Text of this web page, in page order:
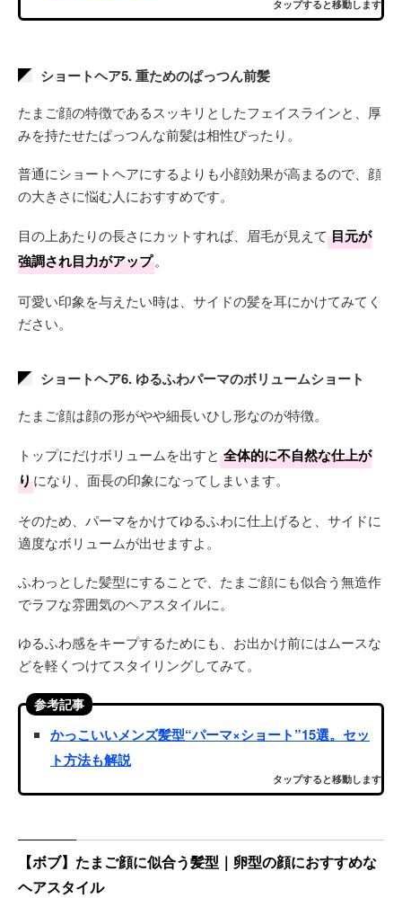
タップすると移動します
ショートヘア5. 重ためのぱっつん前髪
たまご顔の特徴であるスッキリとしたフェイスラインと、厚
みを持たせたぱっつんな前髪は相性ぴったり。
普通にショートヘアにするよりも小顔効果が高まるので、顔
の大きさに悩む人におすすめです。
目の上あたりの長さにカットすれば、眉毛が見えて 目元が
強調され目力がアップ。
可愛い印象を与えたい時は、サイドの髪を耳にかけてみてく
ださい。
ショートヘア6. ゆるふわパーマのボリュームショート
たまご顔は顔の形がやや細長いひし形なのが特徴。
トップにだけボリュームを出すと 全体的に不自然な仕上が
りになり、面長の印象になってしまいます。
そのため、パーマをかけてゆるふわに仕上げると、サイドに
適度なボリュームが出せますよ。
ふわっとした髪型にすることで、たまご顔にも似合う無造作
でラフな雰囲気のヘアスタイルに。
ゆるふわ感をキープするためにも、お出かけ前にはムースな
どを軽くつけてスタイリングしてみて。
参考記事
かっこいいメンズ髪型“パーマ×ショート”15選。セッ
ト方法も解説
タップすると移動します
【ボブ】たまご顔に似合う髪型｜卵型の顔におすすめな
ヘアスタイル